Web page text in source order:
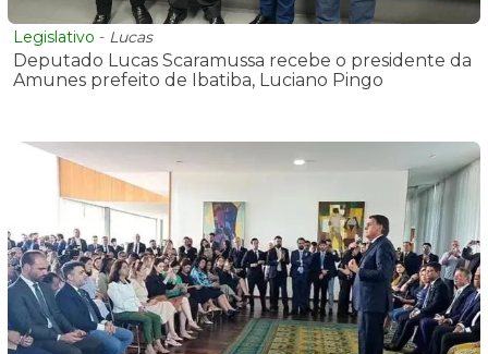
Legislativo - Lucas
Deputado Lucas Scaramussa recebe o presidente da
Amunes prefeito de Ibatiba, Luciano Pingo